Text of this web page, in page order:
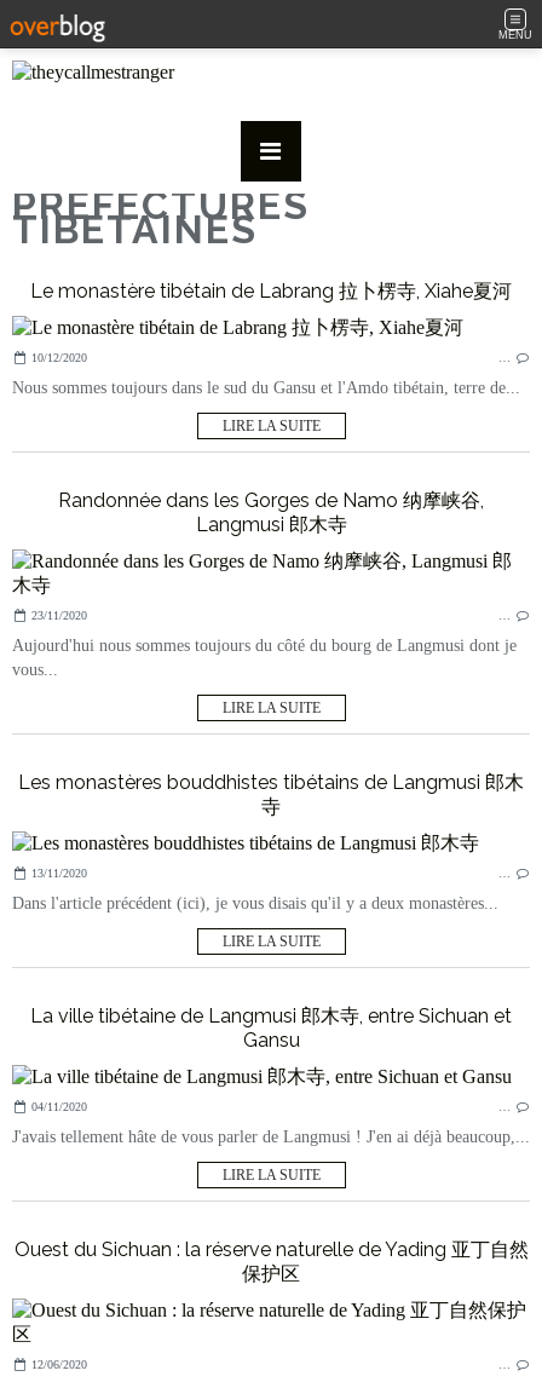
MENU
PREFECTURES
TIBETAINES
Le monastère tibétain de Labrang 拉卜楞寺, Xiahe夏河
10/12/2020 …
Nous sommes toujours dans le sud du Gansu et l'Amdo tibétain, terre de...
LIRE LA SUITE
Randonnée dans les Gorges de Namo 纳摩峡谷,
Langmusi 郎木寺
23/11/2020 …
Aujourd'hui nous sommes toujours du côté du bourg de Langmusi dont je
vous...
LIRE LA SUITE
Les monastères bouddhistes tibétains de Langmusi 郎木
寺
13/11/2020 …
Dans l'article précédent (ici), je vous disais qu'il y a deux monastères...
LIRE LA SUITE
La ville tibétaine de Langmusi 郎木寺, entre Sichuan et
Gansu
04/11/2020 …
J'avais tellement hâte de vous parler de Langmusi ! J'en ai déjà beaucoup,...
LIRE LA SUITE
Ouest du Sichuan : la réserve naturelle de Yading 亚丁自然
保护区
12/06/2020 …